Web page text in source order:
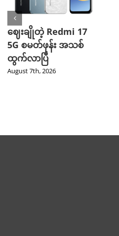
ဈေးချိုတဲ့ Redmi 17
5G စမတ်ဖုန်း အသစ်
ထွက်လာပြီ
August 7th, 2026